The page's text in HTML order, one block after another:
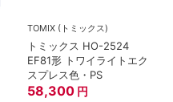
TOMIX (トミックス)
トミックス HO-2524
EF81形 トワイライトエク
スプレス色・PS
58,300 円